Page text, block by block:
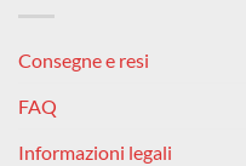
Consegne e resi
FAQ
Informazioni legali